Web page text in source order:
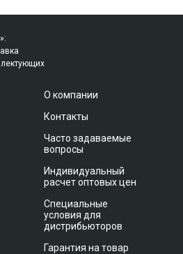
О компании
Контакты
Часто задаваемые
вопросы
Индивидуальный
расчет оптовых цен
Специальные
условия для
дистрибьюторов
Гарантия на товар